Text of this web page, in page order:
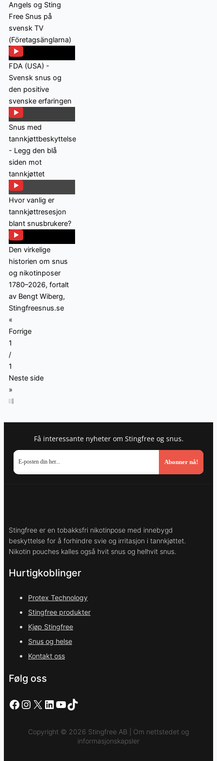
Angels og Sting
Free Snus på
svensk TV
(Företagsänglarna)
FDA (USA) -
Svensk snus og
den positive
svenske erfaringen
Snus med
tannkjøttbeskyttelse
- Legg den blå
siden mot
tannkjøttet
Hvor vanlig er
tannkjøttresesjon
blant snusbrukere?
Den virkelige
historien om snus
og nikotinposer
1780–2026, fortalt
av Bengt Wiberg,
Stingfreesnus.se
«
Forrige
1
/
1
Neste side
»
Få interessante nyheter om Stingfree og snus.
Abonner nå!
Stingfree er en tobakksfri nikotinpose med innebygd
beskyttelse for å forhindre svie og irritasjon i tannkjøttet.
Nikotin pouches kalles også hvit snus og helhvit snus.
Hurtigkoblinger
Protex Technology
Stingfree produkter
Kjøp Stingfree
Snus og helse
Kontakt oss
Følg oss
Facebook
Instagram
X LinkedIn
YouTube
TikTok
Copyright © 2026 Stingfree AB | Om nettstedet og
informasjonskapsler